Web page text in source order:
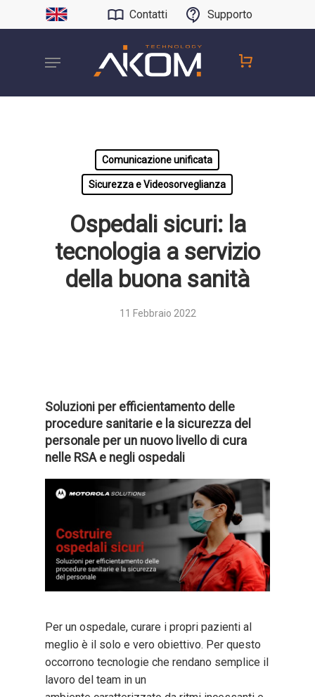
Contatti Supporto
Comunicazione unificata
Sicurezza e Videosorveglianza
Ospedali sicuri: la
tecnologia a servizio
della buona sanità
11 Febbraio 2022
Soluzioni per efficientamento delle
procedure sanitarie e la sicurezza del
personale per un nuovo livello di cura
nelle RSA e negli ospedali
Per un ospedale, curare i propri pazienti al
meglio è il solo e vero obiettivo. Per questo
occorrono tecnologie che rendano semplice il
lavoro del team in un